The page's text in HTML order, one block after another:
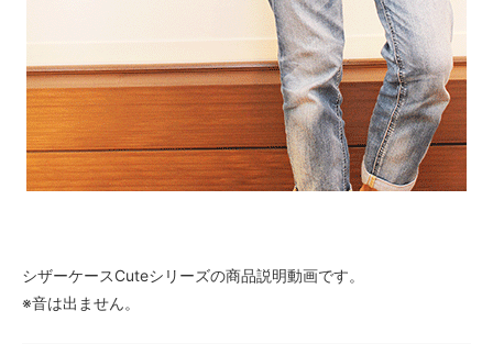
シザーケースCuteシリーズの商品説明動画です。
※音は出ません。